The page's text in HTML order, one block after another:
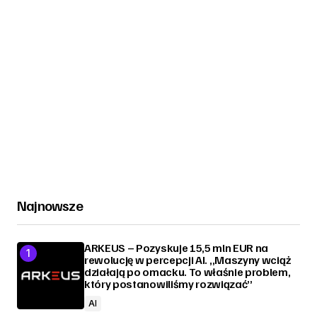
Najnowsze
ARKEUS – Pozyskuje 15,5 mln EUR na
rewolucję w percepcji AI. „Maszyny wciąż
działają po omacku. To właśnie problem,
który postanowiliśmy rozwiązać”
AI